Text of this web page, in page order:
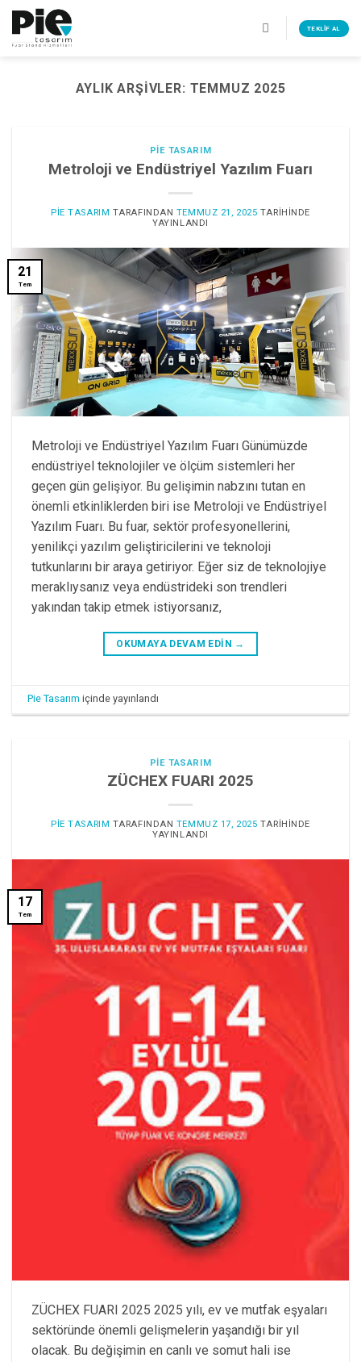
İçeriğe
TEKLIF AL
AYLIK ARŞIVLER: TEMMUZ 2025
PIE TASARIM
Metroloji ve Endüstriyel Yazılım Fuarı
PIE TASARIM TARAFINDAN TEMMUZ 21, 2025 TARIHINDE
YAYINLANDI
21
Tem
Metroloji ve Endüstriyel Yazılım Fuarı Günümüzde
endüstriyel teknolojiler ve ölçüm sistemleri her
geçen gün gelişiyor. Bu gelişimin nabzını tutan en
önemli etkinliklerden biri ise Metroloji ve Endüstriyel
Yazılım Fuarı. Bu fuar, sektör profesyonellerini,
yenilikçi yazılım geliştiricilerini ve teknoloji
tutkunlarını bir araya getiriyor. Eğer siz de teknolojiye
meraklıysanız veya endüstrideki son trendleri
yakından takip etmek istiyorsanız,
OKUMAYA DEVAM EDIN →
Pie Tasarım içinde yayınlandı
PIE TASARIM
ZÜCHEX FUARI 2025
PIE TASARIM TARAFINDAN TEMMUZ 17, 2025 TARIHINDE
YAYINLANDI
17
Tem
ZÜCHEX FUARI 2025 2025 yılı, ev ve mutfak eşyaları
sektöründe önemli gelişmelerin yaşandığı bir yıl
olacak. Bu değişimin en canlı ve somut hali ise